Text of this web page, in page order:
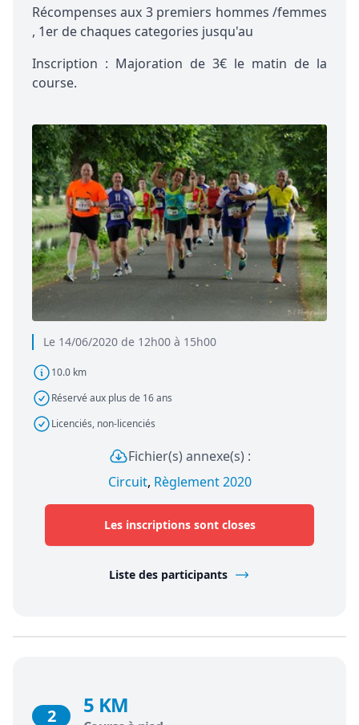
Le 14/06/2020 de 12h00 à 15h00
10.0 km
Réservé aux plus de 16 ans
Licenciés, non-licenciés
Récompenses aux 3 premiers hommes /femmes
, 1er de chaques categories jusqu'au
Inscription : Majoration de 3€ le matin de la
course.
Fichier(s) annexe(s) :
Circuit, Règlement 2020
Les inscriptions sont closes
Liste des participants
2 5 KM